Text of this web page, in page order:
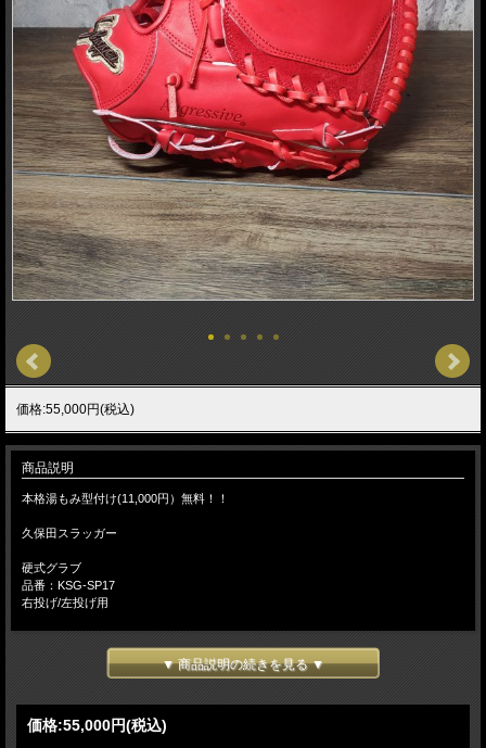
価格:55,000円(税込)
商品説明
本格湯もみ型付け(11,000円）無料！！
久保田スラッガー
硬式グラブ
品番：KSG-SP17
右投げ/左投げ用
カラー：GRオレンジ×GRオレンジ紐
●グラブの大きさ：中
●ポケットの広さ：広
▼ 商品説明の続きを見る ▼
価格:55,000円(税込)